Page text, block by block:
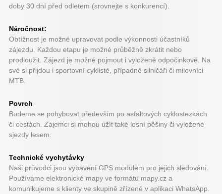
doby 30 dní před odletem (srovnejte s konkurencí).
Náročnost:
Obtížnost je možné upravovat podle výkonnosti účastníků
zájezdu. Každou etapu je možné průběžně zkrátit nebo
prodloužit. Zájezd je možné pojmout i vyloženě odpočinkově. Na
své si přijdou i sportovní cyklisté, případně silničáři či milovníci
MTB.
Povrch
Budeme se pohybovat především po asfaltových cyklostezkách
či cestách. Zájemci si mohou užít také lesní pěšiny či vyložené
sjezdy lesem.
Technické vychytávky
Naši průvodci jsou vybavení GPS modulem pro jejich sledování.
Používáme elektronické mapy ve formátu mapy.cz a
komunikujeme s klienty ve skupině zřízené v aplikaci WhatsApp.